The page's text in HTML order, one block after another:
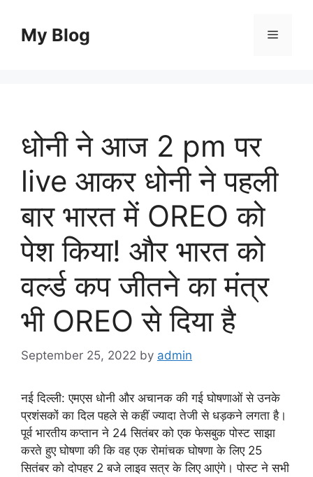
contentMy Blog Menu
धोनी ने आज 2 pm पर
live आकर धोनी ने पहली
बार भारत में OREO को
पेश किया! और भारत को
वर्ल्ड कप जीतने का मंत्र
भी OREO से दिया है
September 25, 2022 by admin
नई दिल्ली: एमएस धोनी और अचानक की गई घोषणाओं से उनके
प्रशंसकों का दिल पहले से कहीं ज्यादा तेजी से धड़कने लगता है।
पूर्व भारतीय कप्तान ने 24 सितंबर को एक फेसबुक पोस्ट साझा
करते हुए घोषणा की कि वह एक रोमांचक घोषणा के लिए 25
सितंबर को दोपहर 2 बजे लाइव सत्र के लिए आएंगे। पोस्ट ने सभी